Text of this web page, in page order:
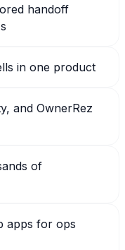
handoff
in one product
and OwnerRez
of
apps for ops